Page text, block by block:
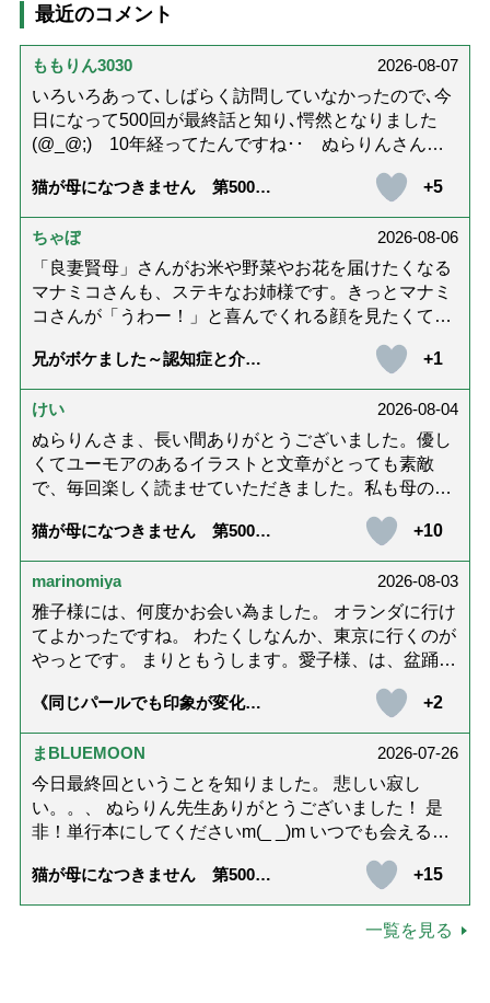
最近のコメント
ももりん3030
2026-08-07
いろいろあって､しばらく訪問していなかったので､今
日になって500回が最終話と知り､愕然となりました
(@_@;) 10年経ってたんですね･･ ぬらりんさんの
護では身内に理解してもらえないもどかしさを感じた
り､いろいろありましたが､ぬらりんさんの文章を読ん
で心救われたことが多々ありました。不定期での近況
報告を心待ちにしています。さびちゃん・隊長と､健
やかにお過ごしくださいね。ご多幸をお祈りしていま
す☆*゜
猫が母になつきません 第500話
+5
ちゃぼ
2026-08-06
「良妻賢母」さんがお米や野菜やお花を届けたくなる
マナミコさんも、ステキなお姉様です。きっとマナミ
コさんが「うわー！」と喜んでくれる顔を見たくて、
す。 お二人とも良いお友達ですね。
兄がボケました～認知症と介護
が届きました」
+1
けい
2026-08-04
ぬらりんさま、長い間ありがとうございました。優し
くてユーモアのあるイラストと文章がとっても素敵
で、毎回楽しく読ませていただきました。私も母の介
がないのが寂しくてたまりませんが、いろんなエピソ
ード思い出したりしながら頑張っていこうと思いま
す。不定期でもいいので、また会えますように。書籍
化も希望です！本当にありがとうございました。
猫が母になつきません 第500話
+10
marinomiya
2026-08-03
雅子様には、何度かお会い為ました。 オランダに行け
てよかったですね。 わたくしなんか、東京に行くのが
やっとです。 まりともうします。愛子様、は、盆踊り
《同じパールでも印象が変化》
ネックレス」上品＆涼しげに見
せる4つの法則
+2
まBLUEMOON
2026-07-26
今日最終回ということを知りました。 悲しい寂し
い。。、 ぬらりん先生ありがとうございました！ 是
非！単行本にしてくださいm(_ _)m いつでも会える様
猫が母になつきません 第500話
+15
一覧を見る